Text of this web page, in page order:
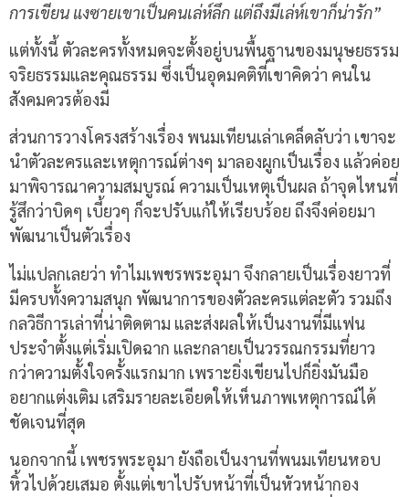
การเขียน แงซายเขาเป็นคนเล่ห์ลึก แต่ถึงมีเล่ห์เขาก็น่ารัก”
แต่ทั้งนี้ ตัวละครทั้งหมดจะตั้งอยู่บนพื้นฐานของมนุษยธรรม
จริยธรรมและคุณธรรม ซึ่งเป็นอุดมคติที่เขาคิดว่า คนใน
สังคมควรต้องมี
ส่วนการวางโครงสร้างเรื่อง พนมเทียนเล่าเคล็ดลับว่า เขาจะ
นำตัวละครและเหตุการณ์ต่างๆ มาลองผูกเป็นเรื่อง แล้วค่อย
มาพิจารณาความสมบูรณ์ ความเป็นเหตุเป็นผล ถ้าจุดไหนที่
รู้สึกว่าบิดๆ เบี้ยวๆ ก็จะปรับแก้ให้เรียบร้อย ถึงจึงค่อยมา
พัฒนาเป็นตัวเรื่อง
ไม่แปลกเลยว่า ทำไมเพชรพระอุมา จึงกลายเป็นเรื่องยาวที่
มีครบทั้งความสนุก พัฒนาการของตัวละครแต่ละตัว รวมถึง
กลวิธีการเล่าที่น่าติดตาม และส่งผลให้เป็นงานที่มีแฟน
ประจำตั้งแต่เริ่มเปิดฉาก และกลายเป็นวรรณกรรมที่ยาว
กว่าความตั้งใจครั้งแรกมาก เพราะยิ่งเขียนไปก็ยิ่งมันมือ
อยากแต่งเติม เสริมรายละเอียดให้เห็นภาพเหตุการณ์ได้
ชัดเจนที่สุด
นอกจากนี้ เพชรพระอุมา ยังถือเป็นงานที่พนมเทียนหอบ
หิ้วไปด้วยเสมอ ตั้งแต่เขาไปรับหน้าที่เป็นหัวหน้ากอง